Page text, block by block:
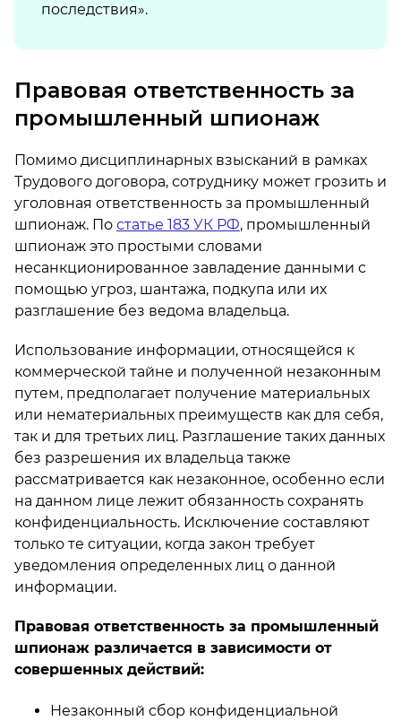
последствия».
Правовая ответственность за
промышленный шпионаж
Помимо дисциплинарных взысканий в рамках
Трудового договора, сотруднику может грозить и
уголовная ответственность за промышленный
шпионаж. По статье 183 УК РФ, промышленный
шпионаж это простыми словами
несанкционированное завладение данными с
помощью угроз, шантажа, подкупа или их
разглашение без ведома владельца.
Использование информации, относящейся к
коммерческой тайне и полученной незаконным
путем, предполагает получение материальных
или нематериальных преимуществ как для себя,
так и для третьих лиц. Разглашение таких данных
без разрешения их владельца также
рассматривается как незаконное, особенно если
на данном лице лежит обязанность сохранять
конфиденциальность. Исключение составляют
только те ситуации, когда закон требует
уведомления определенных лиц о данной
информации.
Правовая ответственность за промышленный
шпионаж различается в зависимости от
совершенных действий:
Незаконный сбор конфиденциальной